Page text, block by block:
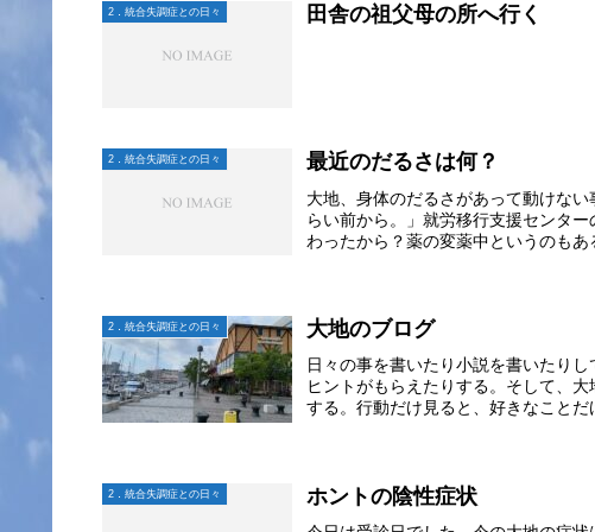
2．統合失調症との日々 田舎の祖父母の所へ行く
2．統合失調症との日々 最近のだるさは何？
大地、身体のだるさがあって動けな
らい前から。」就労移行支援センタ
わったから？薬の変薬中というのもあ
2．統合失調症との日々 大地のブログ
日々の事を書いたり小説を書いたり
ヒントがもらえたりする。そして、
する。行動だけ見ると、好きなことだ
2．統合失調症との日々 ホントの陰性症状